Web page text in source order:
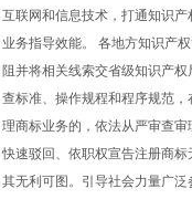
互联网和信息技术，打通知识
业务指导效能。 各地方知识产
阻并将相关线索交省级知识产
查标准、操作规程和程序规范
理商标业务的，依法从严审查
快速驳回、依职权宣告注册商
其无利可图。引导社会力量广